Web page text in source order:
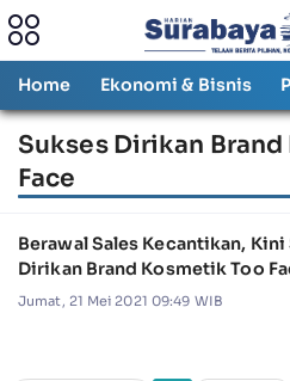
Home Ekonomi & Bisnis
Sukses Dirikan
Face
Berawal Sales Kecantikan, Kini
Dirikan Brand Kosmetik Too
Jumat, 21 Mei 2021 09:49 WIB